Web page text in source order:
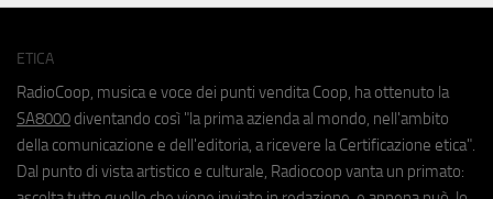
ETICA
RadioCoop, musica e voce dei punti vendita Coop, ha ottenuto la
SA8000 diventando così "la prima azienda al mondo, nell'ambito
della comunicazione e dell'editoria, a ricevere la Certificazione etica".
Dal punto di vista artistico e culturale, Radiocoop vanta un primato: